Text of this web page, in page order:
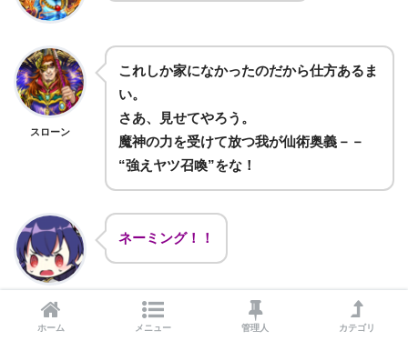
スローン
これしか家になかったのだから仕方あるま
い。
さあ、見せてやろう。
魔神の力を受けて放つ我が仙術奥義－－
“強えヤツ召喚”をな！
ネーミング！！
この力で召喚した強者に各地で集めた貢物
ホーム メニュー 管理人 カテゴリ